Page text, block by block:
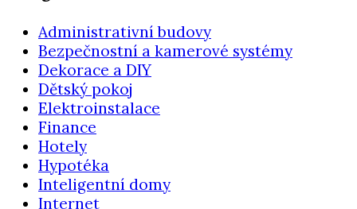
Administrativní budovy
Bezpečnostní a kamerové systémy
Dekorace a DIY
Dětský pokoj
Elektroinstalace
Finance
Hotely
Hypotéka
Inteligentní domy
Internet